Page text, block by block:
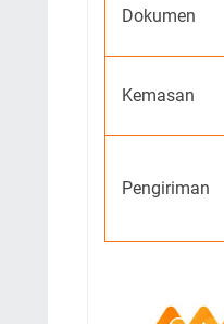
Dokumen
Kemasan
Pengiriman